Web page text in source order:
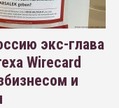
экс-глава
Wirecard
и